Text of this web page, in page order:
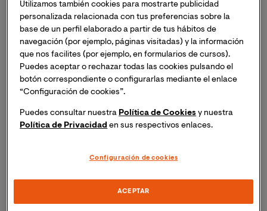
a los factores que permiten a una persona superar
situaciones de estrés para, por ejemplo, afrontar
con éxito una titulación universitaria
El Grupo Emergente de la Universidad Internacional de
Valencia, liderado por la Dra. Sara Puig, ha recibido la
máxima puntuación por parte de la Generalitat
I+D+i presentados por las universidades de la
expuesta a estrés” obtuvo la mejor puntuación de entre
obtenido un total de 105 puntos y ha recibido la
concesión de financiación para su ejecución durante el
Utilizamos también cookies para mostrarte publicidad
personalizada relacionada con tus preferencias sobre la
base de un perfil elaborado a partir de tus hábitos de
navegación (por ejemplo, páginas visitadas) y la información
que nos facilites (por ejemplo, en formularios de cursos).
Puedes aceptar o rechazar todas las cookies pulsando el
botón correspondiente o configurarlas mediante el enlace
“Configuración de cookies”.
Puedes consultar nuestra Política de Cookies y nuestra
Política de Privacidad en sus respectivos enlaces.
Configuración de cookies
ACEPTAR